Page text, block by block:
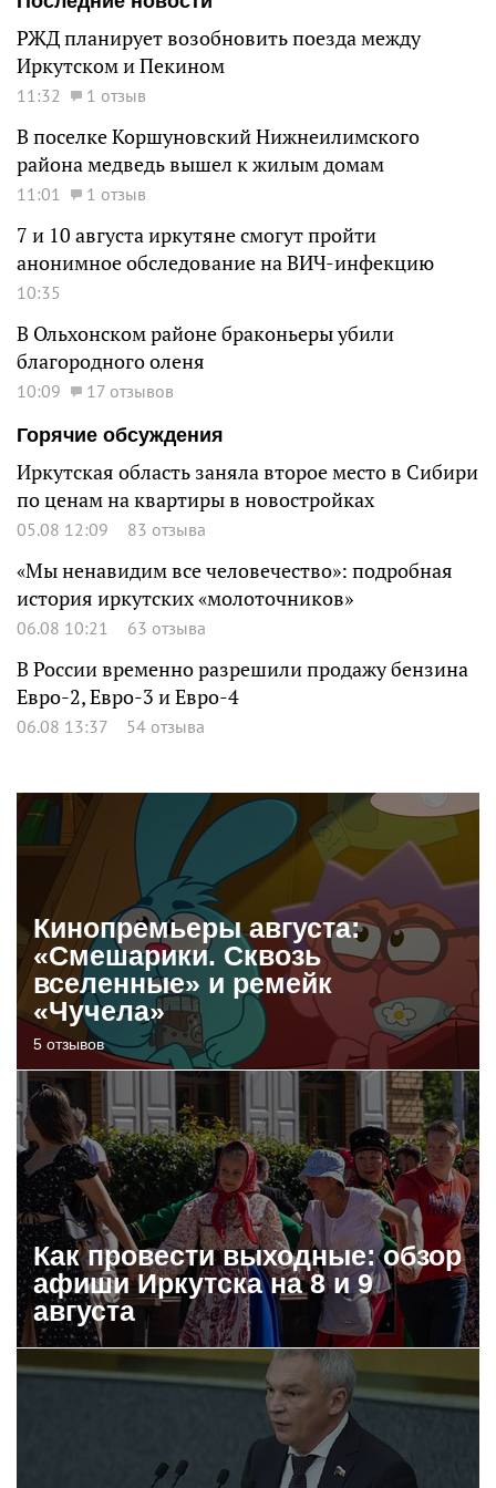
РЖД планирует возобновить поезда между
Иркутском и Пекином
11:32 1 отзыв
В поселке Коршуновский Нижнеилимского
района медведь вышел к жилым домам
11:01 1 отзыв
7 и 10 августа иркутяне смогут пройти
анонимное обследование на ВИЧ-инфекцию
10:35
В Ольхонском районе браконьеры убили
благородного оленя
10:09
17 отзывов
Горячие обсуждения
Иркутская область заняла второе место в Сибири
по ценам на квартиры в новостройках
05.08 12:09 83 отзыва
«Мы ненавидим все человечество»: подробная
история иркутских «молоточников»
06.08 10:21 63 отзыва
В России временно разрешили продажу бензина
Евро-2, Евро-3 и Евро-4
06.08 13:37 54 отзыва
Кинопремьеры августа:
«Смешарики. Сквозь
вселенные» и ремейк
«Чучела»
5 отзывов
Как провести выходные: обзор
афиши Иркутска на 8 и 9
августа